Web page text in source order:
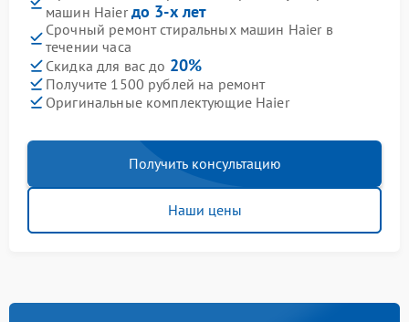
машин Haierдо 3-х лет
Срочный ремонт стиральных машин Haier в
течении часа
Скидка для вас до 20%
Получите 1500 рублей на ремонт
Оригинальные комплектующие Haier
Получить консультацию
Наши цены